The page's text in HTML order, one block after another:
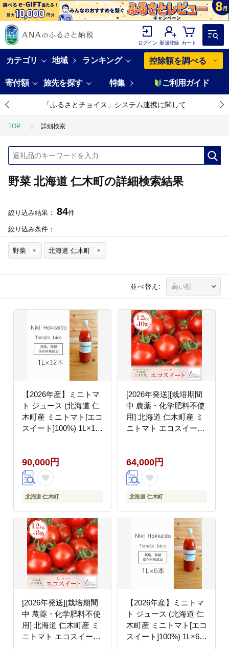
ログイン 新規登録 カート
カテゴリ 地域 ランキング 控除額を調べる
寄付額 旅先を探す 特集 ご利用ガイド
「ふるさとチョイス」システム連携に関して
TOP 詳細検索
野菜 北海道 仁木町の詳細検索結果
絞り込み結果： 84件
絞り込み条件：
野菜 北海道 仁木町
並べ替え:
【2026年産】ミニトマ
ト ジュース (北海道 仁
木町産 ミニトマト[エコ
スイート]100%) 1L×12
薬・化学肥料不使用 】
野菜飲料 ジュース トマ
ト [Farm Watanabe]
90,000円
北海道 仁木町
[2026年発送][栽培期間
中 農薬・化学肥料不使
用] 北海道 仁木町産 ミ
ニトマト エコスイート
[Farm Watanabe]
64,000円
北海道 仁木町
[2026年発送][栽培期間
中 農薬・化学肥料不使
用] 北海道 仁木町産 ミ
ニトマト エコスイート
【2026年産】ミニトマ
ト ジュース (北海道 仁
木町産 ミニトマト[エコ
スイート]100%) 1L×6本